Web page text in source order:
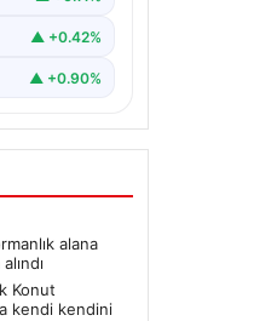
bulunan
▲ +0.42%
▲ +0.90%
alana
Konut
kendi kendini